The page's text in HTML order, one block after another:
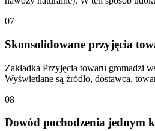
07
Skonsolidowane przyjęcia
Zakładka Przyjęcia towaru gromadzi
Wyświetlane są źródło, dostawca,
08
Dowód pochodzenia jednym